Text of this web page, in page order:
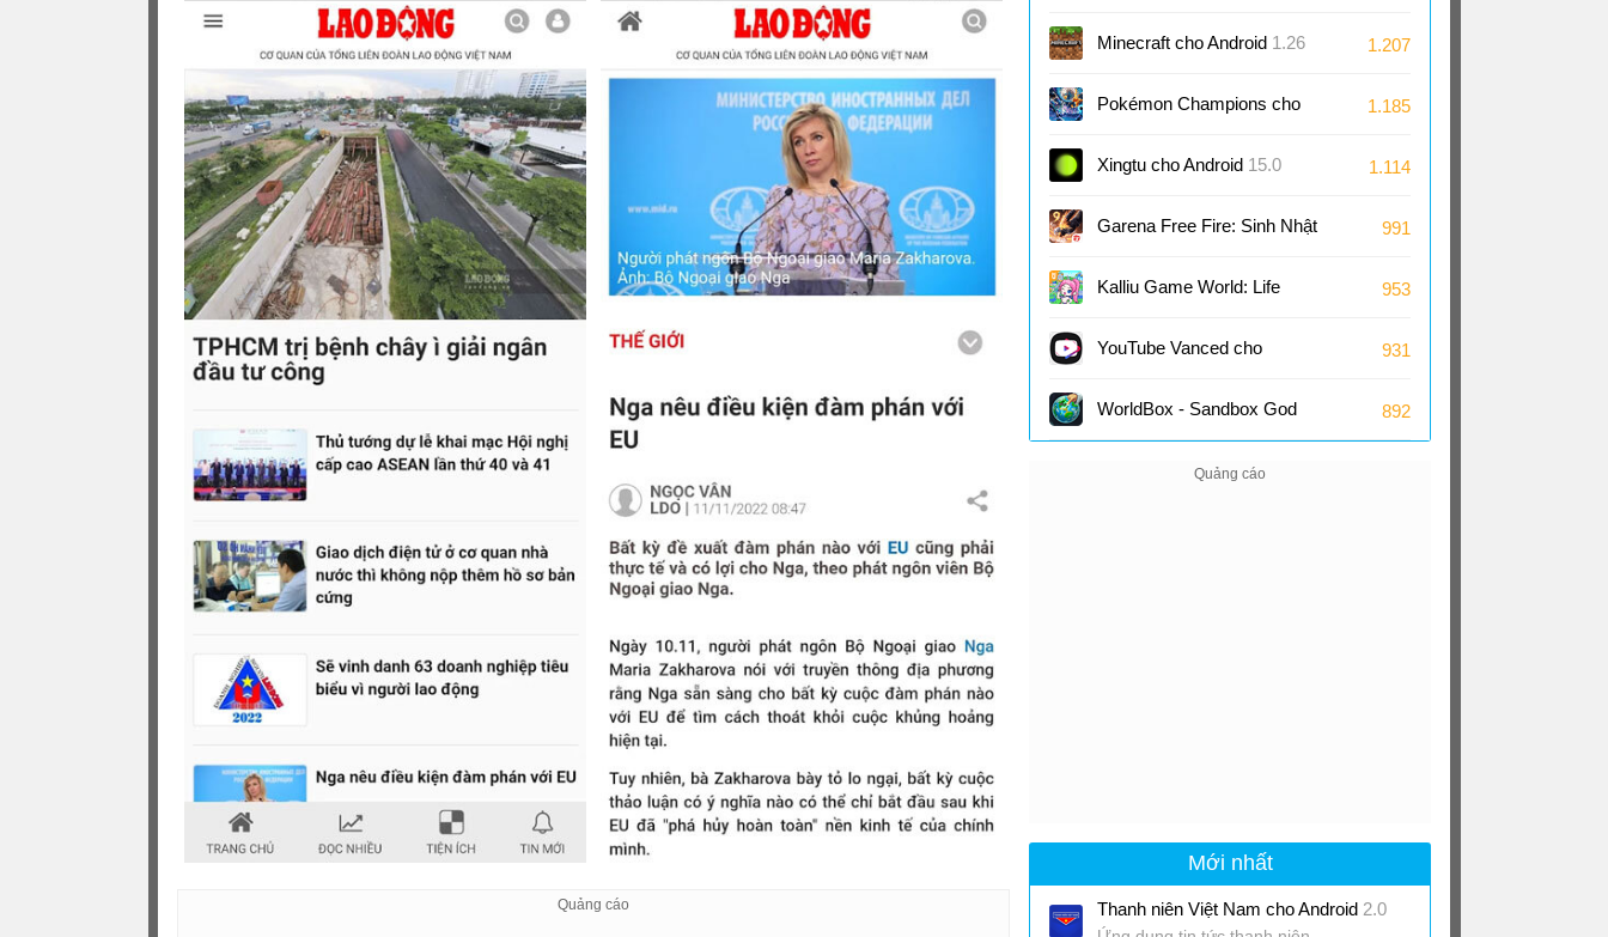
Minecraft cho Android 1.26 1.207
Pokémon Champions cho
Android 1.1
1.185
Xingtu cho Android 15.0 1.114
Garena Free Fire: Sinh Nhật
9 Tuổi cho Android 1.126
991
Kalliu Game World: Life
Story cho Android 8.75
953
YouTube Vanced cho
Android 18.21
931
WorldBox - Sandbox God 892
Mới nhất
Thanh niên Việt Nam cho Android 2.0